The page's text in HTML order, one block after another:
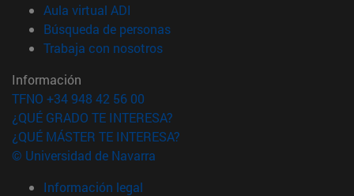
Aula virtual ADI
Búsqueda de personas(abre en nueva ventana)
Trabaja con nosotros(abre en nueva ventana)
Información
TFNO +34 948 42 56 00
¿QUÉ GRADO TE INTERESA?
¿QUÉ MÁSTER TE INTERESA?
© Universidad de Navarra
Información legal